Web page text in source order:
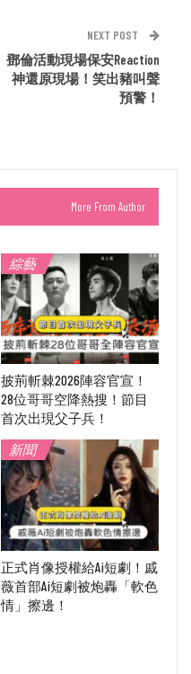
NEXT POST
鄧倫活動現場保安Reaction
神還原現場！笑出豬叫聲
預警！
More From Author
綜藝
披荊斬棘2026陣容官宣！
28位哥哥空降熱搜！節目
首次出現父子兵！
新聞
正式肖像授權給Ai短劇！戚
薇首部Ai短劇被炮轟「軟色
情」擦邊！